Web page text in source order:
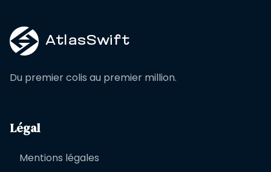
AtlasSwift
Du premier colis au premier million.
Légal
Mentions légales